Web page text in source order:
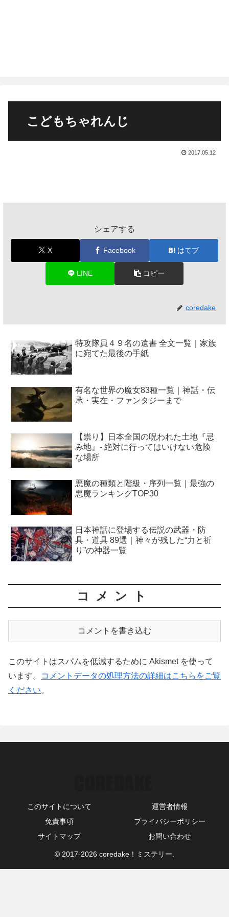
こどもちゃれんじ
2017.05.12
シェアする
X Facebook はてブ
LINE コピー
coredake
特攻隊員４９名の遺書 全文一覧｜家族
に宛てた最後の手紙
有名な世界の魔女83種一覧｜神話・伝
承・実在・ファンタジーまで
【祟り】日本全国の呪われた土地『忌
み地』- 絶対に行ってはいけない危険
な場所
悪魔の種類と階級・序列一覧｜最強の
悪魔ランキングTOP30
日本神話に登場する伝説の武器・防
具・道具 89選｜神々が残した“力と祈
り”の神器一覧
コメント
コメントを書き込む
このサイトはスパムを低減するために Akismet を使って
います。
コメントデータの処理方法の詳細はこちらをご覧
ください。
このサイトについて
運営者情報
免責事項
プライバシーポリシー
サイトマップ
お問い合わせ
© 2017-2026 coredake！ミステリー.